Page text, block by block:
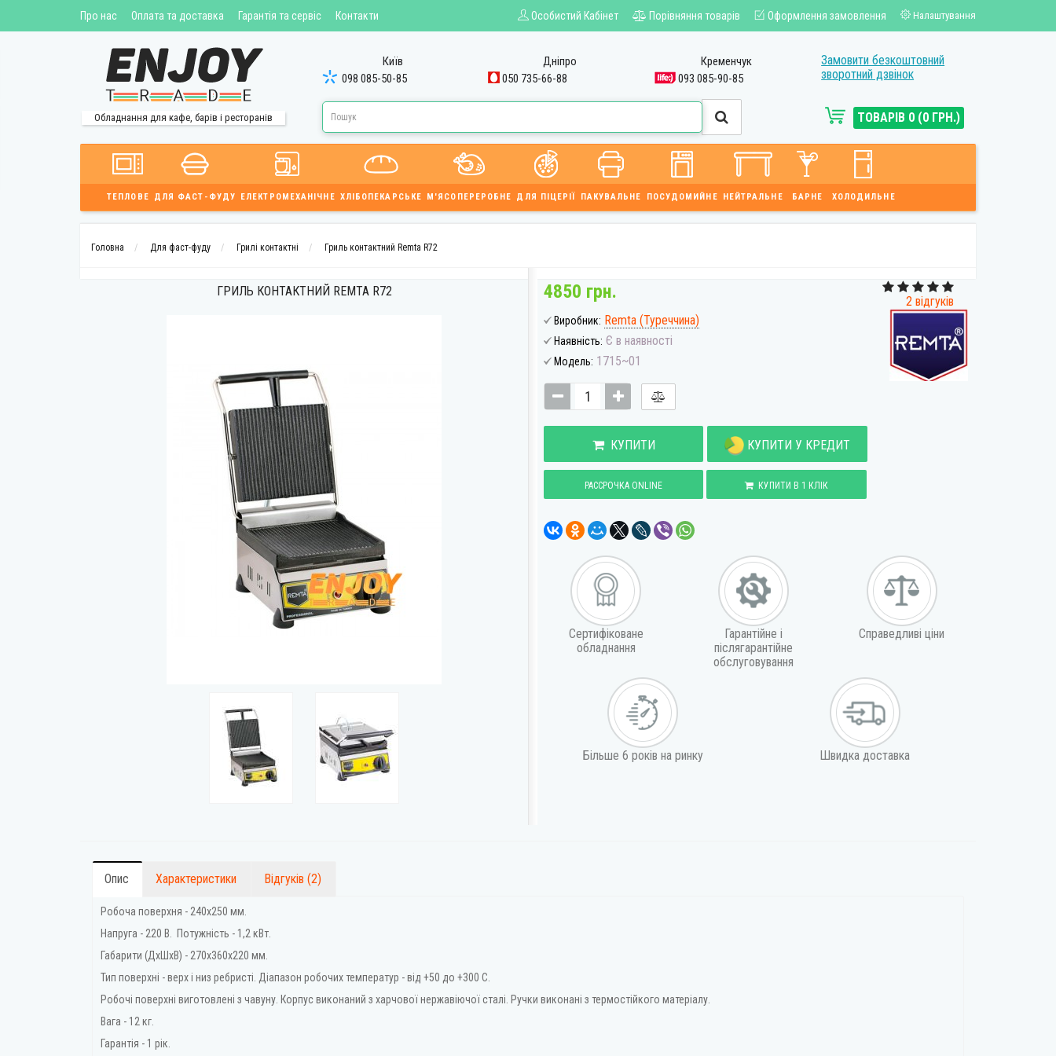
Про нас Оплата та доставка Гарантія та сервіс Контакти Особистий Кабінет Порівняння товарів Оформлення замовлення Налаштування
Обладнання для кафе, барів і ресторанів
Київ
098 085-50-85
Дніпро
050 735-66-88
Кременчук
093 085-90-85
Замовити безкоштовний
зворотний дзвінок
ТОВАРІВ 0 (0 ГРН.)
ТЕПЛОВЕ ДЛЯ ФАСТ-ФУДУ ЕЛЕКТРОМЕХАНІЧНЕ ХЛІБОПЕКАРСЬКЕ М'ЯСОПЕРЕРОБНЕ ДЛЯ ПІЦЕРІЇ ПАКУВАЛЬНЕ ПОСУДОМИЙНЕ НЕЙТРАЛЬНЕ БАРНЕ ХОЛОДИЛЬНЕ
Головна Для фаст-фуду Грилі контактні Гриль контактний Remta R72
ГРИЛЬ КОНТАКТНИЙ REMTA R72
2 відгуків
4850 грн.
Виробник: Remta (Туреччина)
Наявність: Є в наявності
Модель: 1715~01
КУПИТИ КУПИТИ У КРЕДИТ
РАССРОЧКА ONLINE КУПИТИ В 1 КЛІК
Сертифіковане
обладнання
Гарантійне і
післягарантійне
обслуговування
Справедливі ціни
Більше 6 років на ринку Швидка доставка
Опис Характеристики Відгуків (2)
Робоча поверхня - 240х250 мм.
Напруга - 220 В. Потужність - 1,2 кВт.
Габарити (ДхШхВ) - 270x360x220 мм.
Тип поверхні - верх і низ ребристі. Діапазон робочих температур - від +50 до +300 С.
Робочі поверхні виготовлені з чавуну. Корпус виконаний з харчової нержавіючої сталі. Ручки виконані з термостійкого матеріалу.
Вага - 12 кг.
Гарантія - 1 рік.